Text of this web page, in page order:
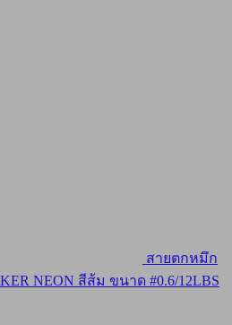
สายตกหมึก
NEON สีส้ม ขนาด #0.6/12LBS